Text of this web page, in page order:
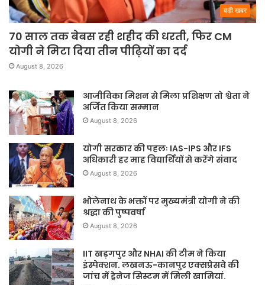
बड़ी खबर
70 साल तक बेबस रही शहीद की धरती, फिर CM
योगी ने मिटा दिया तीन पीढ़ियों का दर्द
August 8, 2026
आजीविका मिशन से मिला प्रशिक्षण तो श्वेता ने
अर्जित किया सम्मान
August 8, 2026
योगी सरकार की पहलः IAS-IPS और IFS
अधिकारी हर माह विद्यार्थियों से करेंगे संवाद
August 8, 2026
भोलेनाथ के भक्तों पर मुख्यमंत्री योगी ने की
श्रद्धा की पुष्पवर्षा
August 8, 2026
IIT खड़गपुर और NHAI की टीम ने किया
इंस्पेक्शन. लखनऊ-कानपुर एक्सप्रेसवे की
जांच में ड्रेनेज सिस्टम में मिली खामियां.